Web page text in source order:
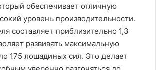
обеспечивает отличную
уровень производительности.
составляет приблизительно 1,3
развивать максимальную
175 лошадиных сил. Это делает